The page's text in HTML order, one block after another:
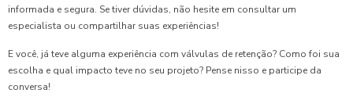
informada e segura. Se tiver dúvidas, não hesite em consultar um
especialista ou compartilhar suas experiências!
E você, já teve alguma experiência com válvulas de retenção? Como foi sua
escolha e qual impacto teve no seu projeto? Pense nisso e participe da
conversa!